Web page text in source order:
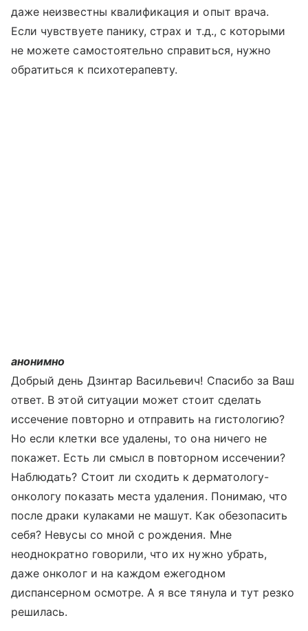
даже неизвестны квалификация и опыт врача.
Если чувствуете панику, страх и т.д., с которыми
не можете самостоятельно справиться, нужно
обратиться к психотерапевту.
анонимно
Добрый день Дзинтар Васильевич! Спасибо за Ваш
ответ. В этой ситуации может стоит сделать
иссечение повторно и отправить на гистологию?
Но если клетки все удалены, то она ничего не
покажет. Есть ли смысл в повторном иссечении?
Наблюдать? Стоит ли сходить к дерматологу-
онкологу показать места удаления. Понимаю, что
после драки кулаками не машут. Как обезопасить
себя? Невусы со мной с рождения. Мне
неоднократно говорили, что их нужно убрать,
даже онколог и на каждом ежегодном
диспансерном осмотре. А я все тянула и тут резко
решилась.